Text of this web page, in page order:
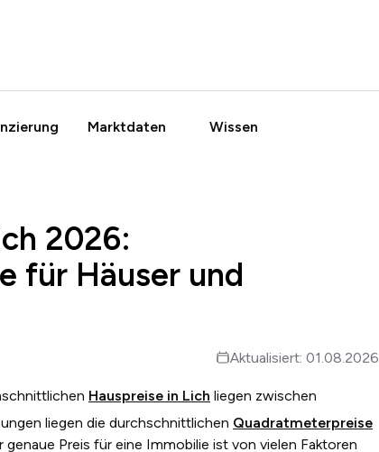
Marktdaten Wissen
2026:
für Häuser und
Aktualisiert: 01.08.2026
Hauspreise in Lich liegen zwischen
liegen die durchschnittlichen Quadratmeterpreise
Preis für eine Immobilie ist von vielen Faktoren